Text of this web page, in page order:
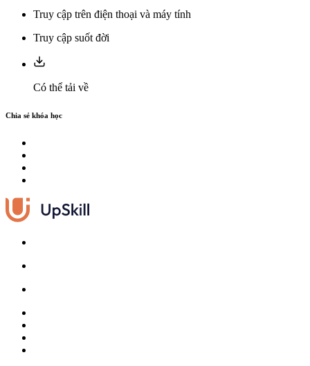
Truy cập trên điện thoại và máy tính
Truy cập suốt đời
Có thể tải về
Chia sẻ khóa học